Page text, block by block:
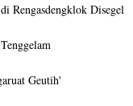
Rengasdengklok Disegel
Geutih'